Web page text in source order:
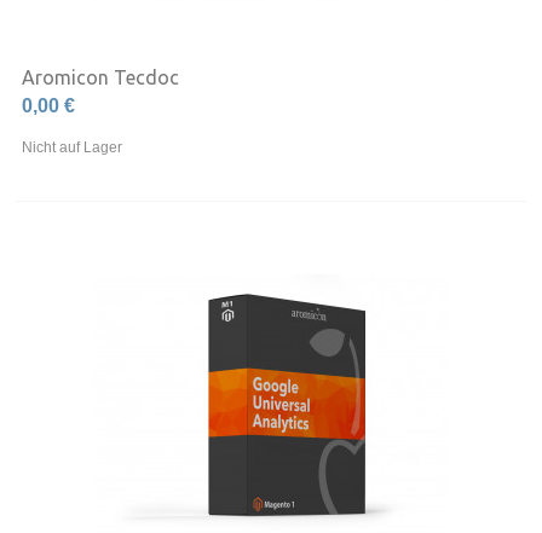
Aromicon Tecdoc
0,00 €
Nicht auf Lager